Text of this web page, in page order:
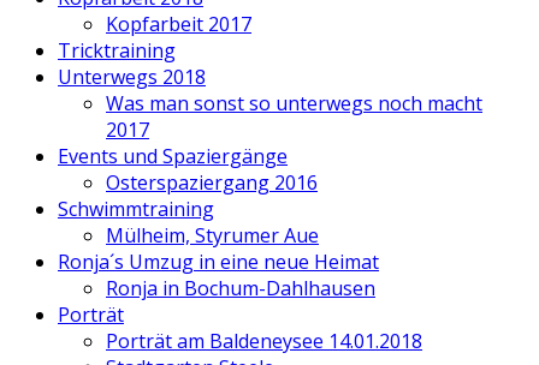
Kopfarbeit 2017
Tricktraining
Unterwegs 2018
Was man sonst so unterwegs noch macht
2017
Events und Spaziergänge
Osterspaziergang 2016
Schwimmtraining
Mülheim, Styrumer Aue
Ronja´s Umzug in eine neue Heimat
Ronja in Bochum-Dahlhausen
Porträt
Porträt am Baldeneysee 14.01.2018